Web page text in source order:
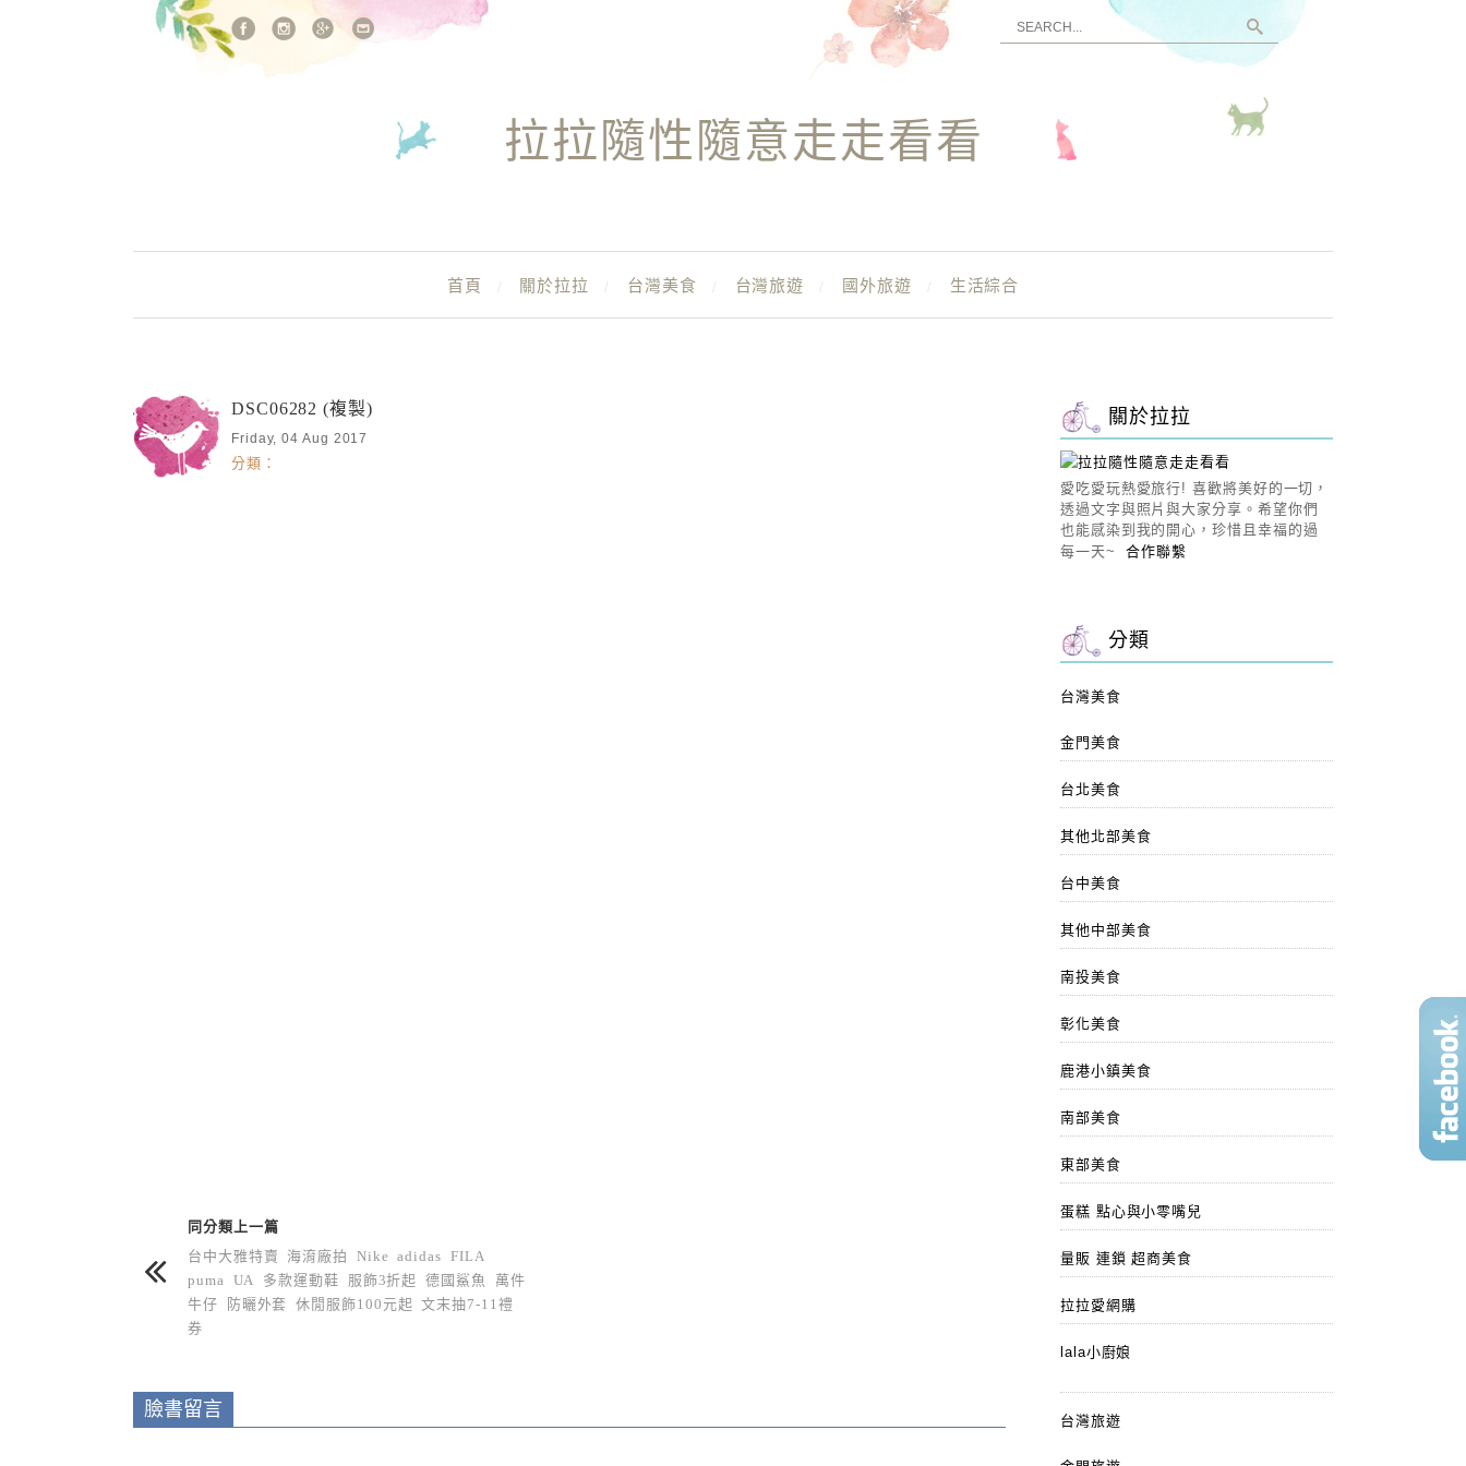
站內搜尋
拉拉隨性隨意走走看看
首頁 關於拉拉 台灣美食 台灣旅遊 國外旅遊 生活綜合
DSC06282 (複製)
Friday, 04 Aug 2017
分類：
同分類上一篇
台中大雅特賣 海淯廠拍 Nike adidas FILA
puma UA 多款運動鞋 服飾3折起 德國鯊魚 萬件
牛仔 防曬外套 休閒服飾100元起 文末抽7-11禮
券
臉書留言
關於拉拉
愛吃愛玩熱愛旅行! 喜歡將美好的一切，
透過文字與照片與大家分享。希望你們
也能感染到我的開心，珍惜且幸福的過
每一天~合作聯繫
分類
台灣美食
金門美食
台北美食
其他北部美食
台中美食
其他中部美食
南投美食
彰化美食
鹿港小鎮美食
南部美食
東部美食
蛋糕 點心與小零嘴兒
量販 連鎖 超商美食
拉拉愛網購
lala小廚娘
台灣旅遊